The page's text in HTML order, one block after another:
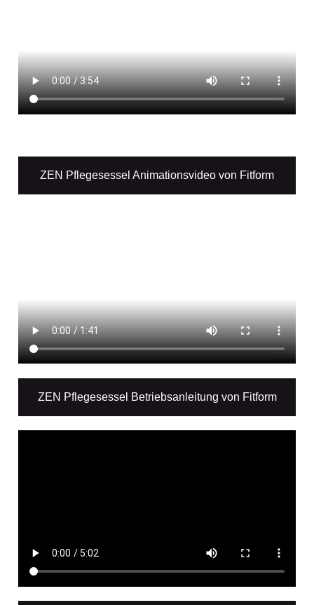
ZEN Pflegesessel Animationsvideo von Fitform
ZEN Pflegesessel Betriebsanleitung von Fitform